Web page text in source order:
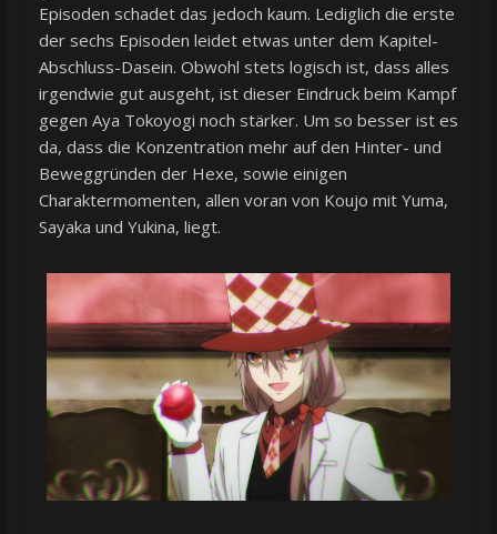
Episoden schadet das jedoch kaum. Lediglich die erste
der sechs Episoden leidet etwas unter dem Kapitel-
Abschluss-Dasein. Obwohl stets logisch ist, dass alles
irgendwie gut ausgeht, ist dieser Eindruck beim Kampf
gegen Aya Tokoyogi noch stärker. Um so besser ist es
da, dass die Konzentration mehr auf den Hinter- und
Beweggründen der Hexe, sowie einigen
Charaktermomenten, allen voran von Koujo mit Yuma,
Sayaka und Yukina, liegt.